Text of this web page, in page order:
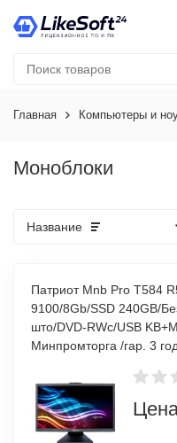
Главная Компьютеры и
Моноблоки
Название
Патриот Mnb Pro T584
9100/8Gb/SSD 240GB/
што/DVD-RWс/USB
Минпромторга /гар. 3